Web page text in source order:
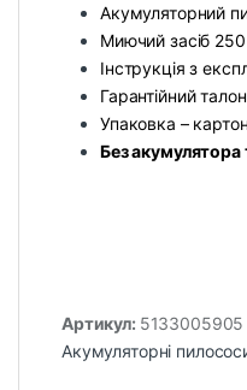
Акумуляторний
Миючий засіб
Інструкція з
Гарантійний
Упаковка –
Без
Артикул: 5133005905
Акумуляторні